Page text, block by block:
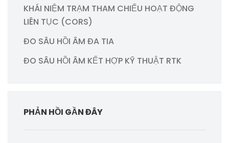
KHÁI NIỆM TRẠM THAM CHIẾU HOẠT ĐỘNG
LIÊN TỤC (CORS)
ĐO SÂU HỒI ÂM ĐA TIA
ĐO SÂU HỒI ÂM KẾT HỢP KỸ THUẬT RTK
PHẢN HỒI GẦN ĐÂY